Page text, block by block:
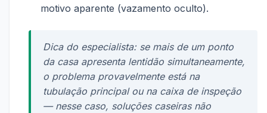
motivo aparente (vazamento oculto).
Dica do especialista: se mais de um ponto
da casa apresenta lentidão simultaneamente,
o problema provavelmente está na
tubulação principal ou na caixa de inspeção
— nesse caso, soluções caseiras não